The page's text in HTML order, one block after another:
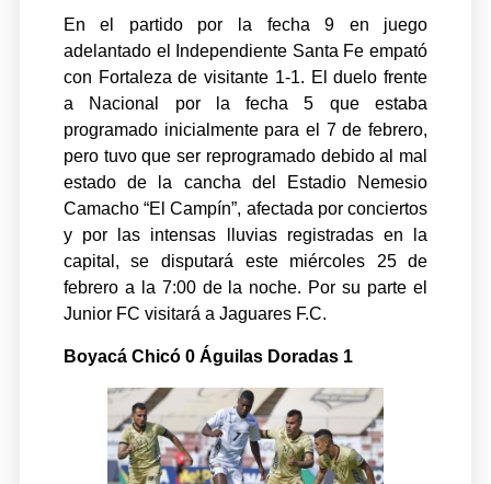
En el partido por la fecha 9 en juego
adelantado el Independiente Santa Fe empató
con Fortaleza de visitante 1-1. El duelo frente
a Nacional por la fecha 5 que estaba
programado inicialmente para el 7 de febrero,
pero tuvo que ser reprogramado debido al mal
estado de la cancha del Estadio Nemesio
Camacho “El Campín”, afectada por conciertos
y por las intensas lluvias registradas en la
capital, se disputará este miércoles 25 de
febrero a la 7:00 de la noche. Por su parte el
Junior FC visitará a Jaguares F.C.
Boyacá Chicó 0 Águilas Doradas 1